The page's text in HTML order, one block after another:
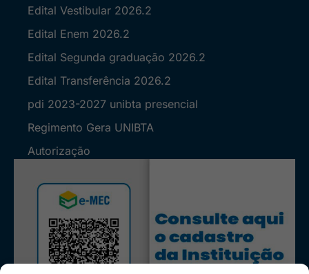
Edital Vestibular 2026.2
Edital Enem 2026.2
Edital Segunda graduação 2026.2
Edital Transferência 2026.2
pdi 2023-2027 unibta presencial
Regimento Gera UNIBTA
Autorização